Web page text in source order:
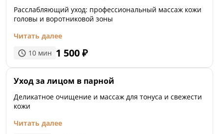
Расслабляющий уход: профессиональный массаж кожи
головы и воротниковой зоны
Читать далее
10 мин 1 500₽
Уход за лицом в парной
Деликатное очищение и массаж для тонуса и свежести
кожи
Читать далее